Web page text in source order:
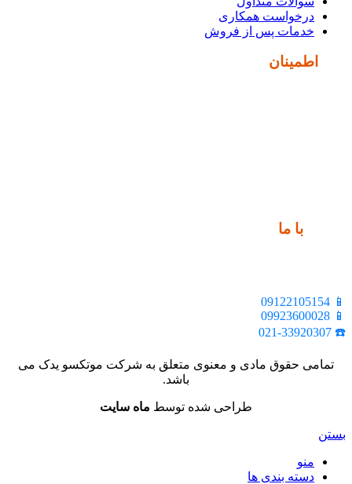
درخواست همکاری
خدمات پس از فروش
اطمینان
با ما
📱 09122105154
📱 09923600028
☎️ 021-33920307
تمامی حقوق مادی و معنوی متعلق به شرکت موتکسو یدک می
باشد.
طراحی شده توسط ماه سایت
بستن
منو
دسته بندی ها